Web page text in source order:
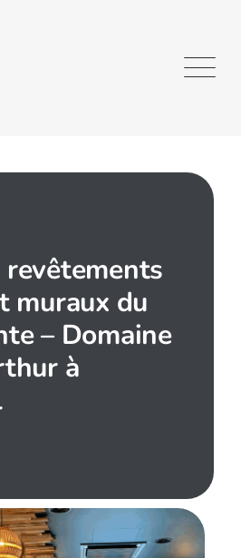
revêtements
muraux du
– Domaine
à